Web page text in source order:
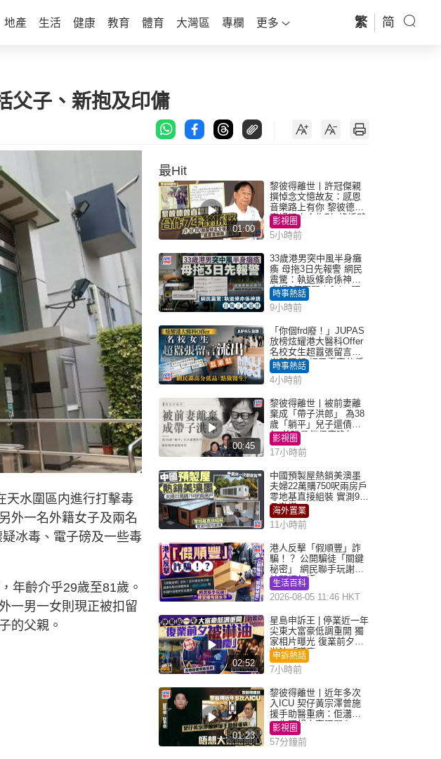
地產 生活 健康 教育 體育 大灣區 專欄 更多 繁 简
父子、新抱及印傭
天水圍區内進行打擊毒
外一名外籍女子及兩名
冰毒、電子磅及一些毒
年齡介乎29歲至81歲。
一男一女則現正被扣留
的父親。
最Hit
01:00
黎彼得離世丨許冠傑親
撰悼念文憶故友：感恩
音樂路上有你 黎彼德曾
直認唔夾合作7年終拆夥
影視圈
5小時前
33歲港男突中風半身癱
瘓 母拖3日先報警 網民
震驚：執返條命係神蹟
自爆2個惡習｜Juicy叮
時事熱話
9小時前
「你個frd廢！」JUPAS
放榜炫耀港大醫科Offer
名校女生超囂張留言流
出惹眾怒 網民轟高分低
品：點做醫生？｜Juicy
叮
時事熱話
4小時前
00:45
黎彼得離世丨被前妻離
棄成「帶子洪郎」 為38
歲「躺平」兒子還債多
年 曾盼尋伴侶度晚年
影視圈
17小時前
中國預製屋熱銷美澳墨
夫婦22萬購750呎兩房戶
零地基直接組裝 實測9個
月激讚
海外置業
11小時前
港人反擊「假順豐」詐
騙！？ 公開騙徒「關鍵
秘密」 網民聯手玩謝：
練習緬甸語
生活百科
2026-08-05 11:46 HKT
02:52
星島申訴王 | 停業近一年
尖東大富豪低調重開 獨
家相片曝光 復業前夕被
淋油「贈慶」
申訴熱話
7小時前
01:23
黎彼得離世丨近年多次
入ICU 契仔黃宗澤曾施
援手助醫重病：佢瀟灑
一生唔想大家唔開心
影視圈
57分鐘前